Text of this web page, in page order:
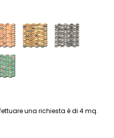
una richiesta è di 4 mq.